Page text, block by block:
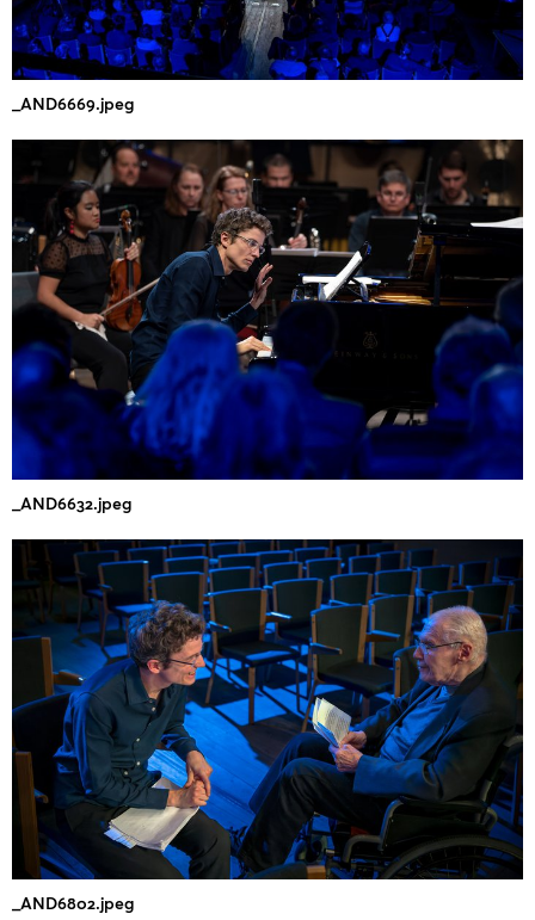
_AND6669.jpeg
_AND6632.jpeg
_AND6802.jpeg